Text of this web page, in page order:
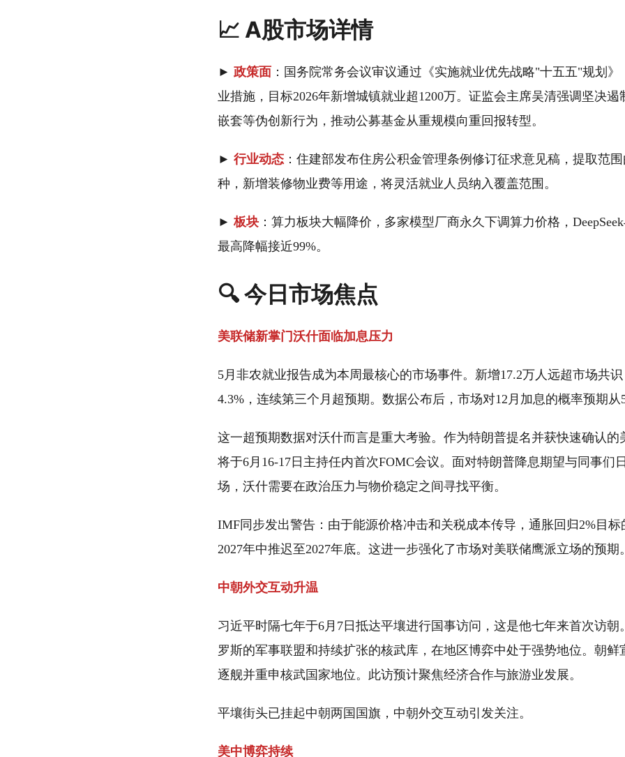
📈 A股市场详情
► 政策面 ：国务院常务会议审议通过《实施就业优先战略"十五五"规划》
业措施，目标2026年新增城镇就业超1200万。证监会主席吴清强调坚决
嵌套等伪创新行为，推动公募基金从重规模向重回报转型。
► 行业动态 ：住建部发布住房公积金管理条例修订征求意见稿，提取范
种，新增装修物业费等用途，将灵活就业人员纳入覆盖范围。
►板块 ：算力板块大幅降价，多家模型厂商永久下调算力价格，
最高降幅接近99%。
🔍 今日市场焦点
美联储新掌门沃什面临加息压力
5月非农就业报告成为本周最核心的市场事件。新增17.2万人远超市场共
4.3%，连续第三个月超预期。数据公布后，市场对12月加息的概率预期从
这一超预期数据对沃什而言是重大考验。作为特朗普提名并获快速确认的
将于6月16-17日主持任内首次FOMC会议。面对特朗普降息期望与同事们
场，沃什需要在政治压力与物价稳定之间寻找平衡。
IMF同步发出警告：由于能源价格冲击和关税成本传导，通胀回归2%目
2027年中推迟至2027年底。这进一步强化了市场对美联储鹰派立场的预期
中朝外交互动升温
习近平时隔七年于6月7日抵达平壤进行国事访问，这是他七年来首次访朝
罗斯的军事联盟和持续扩张的核武库，在地区博弈中处于强势地位。朝鲜
逐舰并重申核武国家地位。此访预计聚焦经济合作与旅游业发展。
平壤街头已挂起中朝两国国旗，中朝外交互动引发关注。
美中博弈持续